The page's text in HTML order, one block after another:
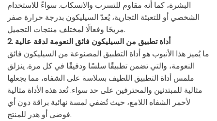
البشرة، كما أنه مقاوم للتسرب والانسكاب. سواءً للاستخدام
الشخصي أو للتعبئة التجارية، يُعدّ السيليكون بدرجة حرارة صفر
مريحًا وفعالًا لمختلف منتجات التجميل.
2. أداة تطبيق من السيليكون فائق النعومة لدقة عالية
ما يُميز هذا الأنبوب هو أداة التطبيق المصنوعة من السيليكون فائق
النعومة، والتي تضمن تطبيقًا سلسًا ودقيقًا في كل مرة. ينزلق
ملمس أداة التطبيق اللطيف بسلاسة على الشفاه، مما يجعلها
مثالية للمبتدئين والمحترفين على حد سواء. تُعد هذه الأداة مثالية
لأحمر الشفاه اللامع، حيث تُضفي لمسة نهائية براقة دون أي
فوضى أو هدر للمنتج.